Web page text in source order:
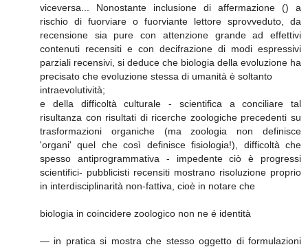
viceversa... Nonostante inclusione di affermazione () a
rischio di fuorviare o fuorviante lettore sprovveduto, da
recensione sia pure con attenzione grande ad effettivi
contenuti recensiti e con decifrazione di modi espressivi
parziali recensivi, si deduce che biologia della evoluzione ha
precisato che evoluzione stessa di umanità è soltanto
intraevolutività;
e della difficoltà culturale - scientifica a conciliare tal
risultanza con risultati di ricerche zoologiche precedenti su
trasformazioni organiche (ma zoologia non definisce
'organi' quel che così definisce fisiologia!), difficoltà che
spesso antiprogrammativa - impedente ciò è progressi
scientifici- pubblicisti recensiti mostrano risoluzione proprio
in interdisciplinarità non-fattiva, cioè in notare che
biologia in coincidere zoologico non ne é identità
— in pratica si mostra che stesso oggetto di formulazioni